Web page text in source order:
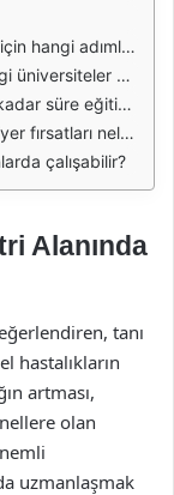
izlemeliyim?
vermektedir?
gerekmektedir?
nelerdir?
çalışabilir?
Alanında
tanı
hastalıkların
artması,
olan
uzmanlaşmak